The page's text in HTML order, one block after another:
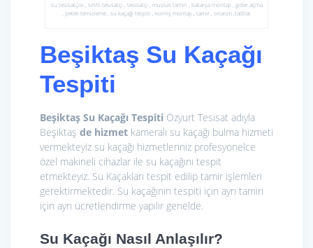
su tesisatçısı , sıhhi tesisatçı , tesisatçı , musluk tamiri , batarya montajı , gider açma
, petek temizleme , su kaçağı tespiti , korniş montajı , tamir , onarım ,tadilat
Beşiktaş Su Kaçağı
Tespiti
Beşiktaş Su Kaçağı Tespiti Özyurt Tesisat adıyla
Beşiktaş de hizmet kameralı su kaçağı bulma hizmeti
vermekteyiz su kaçağı hizmetleriniz profesyonelce
özel makineli cihazlar ile su kaçağını tespit
etmekteyiz. Su Kaçakları tespit edilip tamir işlemleri
gerektirmektedir. Su kaçağının tespiti için ayrı tamiri
için ayrı ücretlendirme yapılır genelde.
Su Kaçağı Nasıl Anlaşılır?